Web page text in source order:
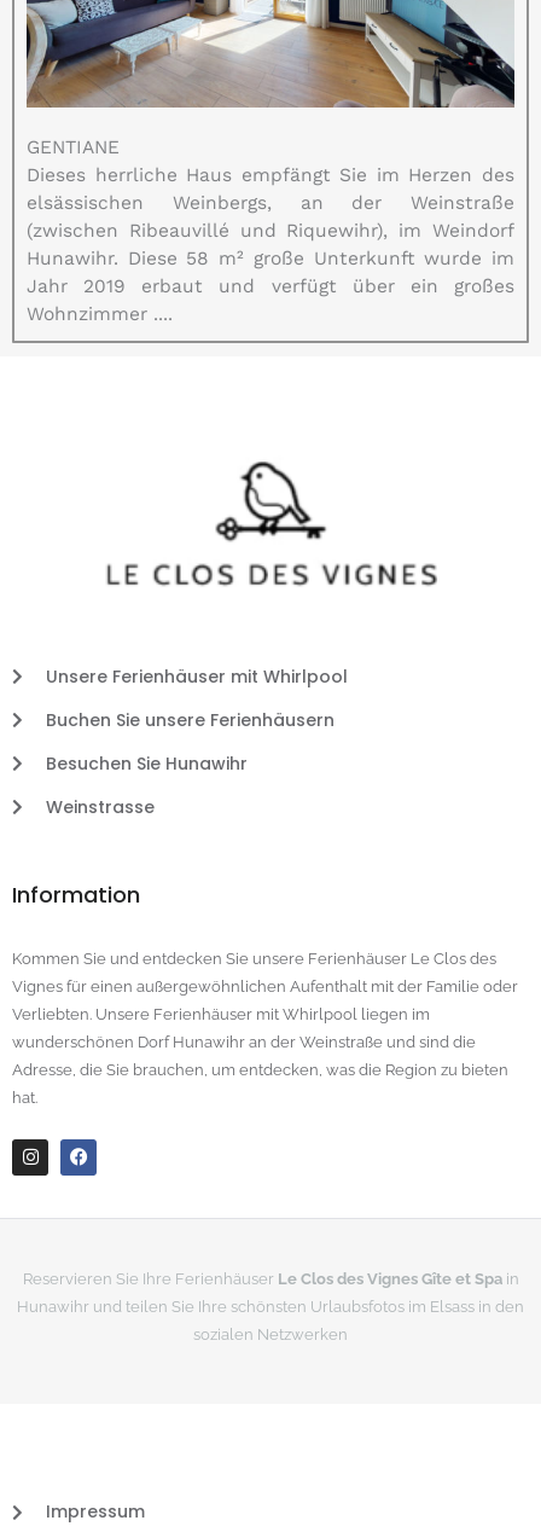
GENTIANE
Dieses herrliche Haus empfängt Sie im Herzen des
elsässischen Weinbergs, an der Weinstraße
(zwischen Ribeauvillé und Riquewihr), im Weindorf
Hunawihr. Diese 58 m² große Unterkunft wurde im
Jahr 2019 erbaut und verfügt über ein großes
Wohnzimmer ....
Unsere Ferienhäuser mit Whirlpool
Buchen Sie unsere Ferienhäusern
Besuchen Sie Hunawihr
Weinstrasse
Information
Kommen Sie und entdecken Sie unsere Ferienhäuser Le Clos des
Vignes für einen außergewöhnlichen Aufenthalt mit der Familie oder
Verliebten. Unsere Ferienhäuser mit Whirlpool liegen im
wunderschönen Dorf Hunawihr an der Weinstraße und sind die
Adresse, die Sie brauchen, um entdecken, was die Region zu bieten
hat.
I
t
r
m
F
e
o
Reservieren Sie Ihre Ferienhäuser Le Clos des Vignes Gîte et Spain
Hunawihr und teilen Sie Ihre schönsten Urlaubsfotos im Elsass in den
sozialen Netzwerken
Impressum